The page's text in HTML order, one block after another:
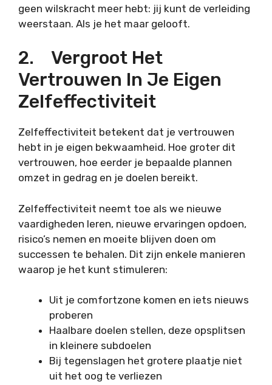
geen wilskracht meer hebt: jij kunt de verleiding
weerstaan. Als je het maar gelooft.
2. Vergroot Het
Vertrouwen In Je Eigen
Zelfeffectiviteit
Zelfeffectiviteit betekent dat je vertrouwen
hebt in je eigen bekwaamheid. Hoe groter dit
vertrouwen, hoe eerder je bepaalde plannen
omzet in gedrag en je doelen bereikt.
Zelfeffectiviteit neemt toe als we nieuwe
vaardigheden leren, nieuwe ervaringen opdoen,
risico’s nemen en moeite blijven doen om
successen te behalen. Dit zijn enkele manieren
waarop je het kunt stimuleren:
Uit je comfortzone komen en iets nieuws
proberen
Haalbare doelen stellen, deze opsplitsen
in kleinere subdoelen
Bij tegenslagen het grotere plaatje niet
uit het oog te verliezen